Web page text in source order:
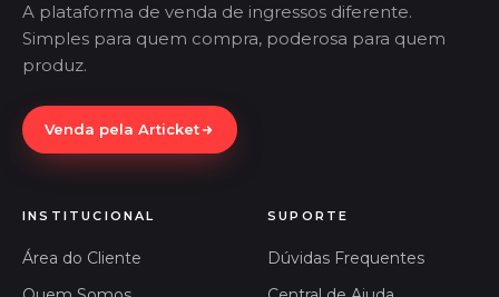
A plataforma de venda de ingressos diferente.
Simples para quem compra, poderosa para quem
produz.
Venda pela Articket
INSTITUCIONAL
Área do Cliente
SUPORTE
Dúvidas Frequentes